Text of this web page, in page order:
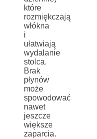
które
rozmiękczają
włókna
i
ułatwiają
wydalanie
stolca.
Brak
płynów
może
spowodować
nawet
jeszcze
większe
zaparcia.